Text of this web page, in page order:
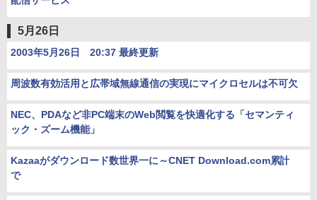
5月26日
2003年5月26日 20:37 最終更新
周波数有効活用と広帯域無線通信の実現にマイクロセルは不可欠
NEC、PDAなど非PC端末のWeb閲覧を快適化する「セマンティ
ック・ズーム機能」
Kazaaがダウンロード数世界一に～CNET Download.com累計
で